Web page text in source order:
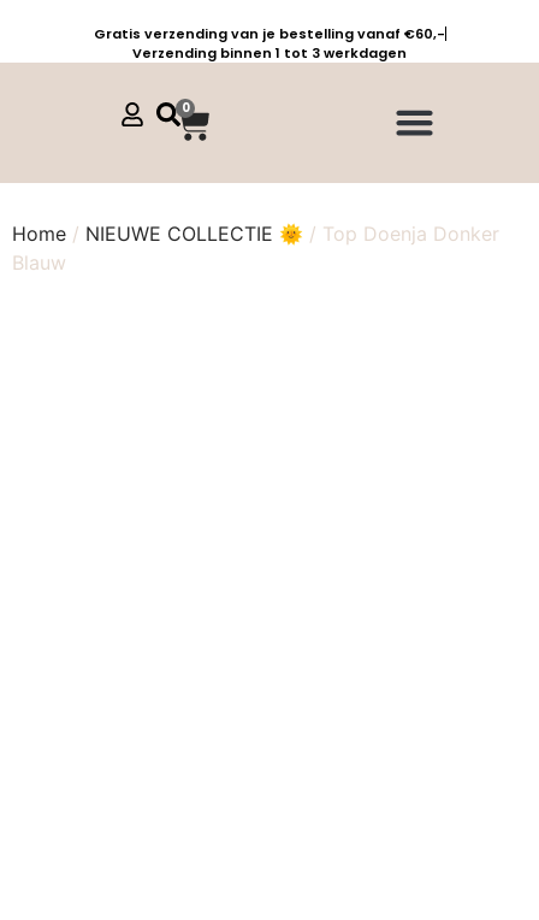
Gratis verzending van je bestelling vanaf €60,-
Verzending binnen 1 tot 3 werkdagen
0
Home / NIEUWE COLLECTIE 🌞 / Top Doenja Donker
Blauw